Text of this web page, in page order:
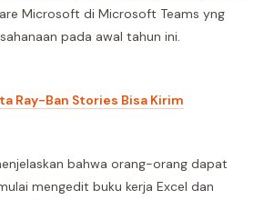
Microsoft di Microsoft Teams yng
pada awal tahun ini.
Ray-Ban Stories Bisa Kirim
bahwa orang-orang dapat
mengedit buku kerja Excel dan